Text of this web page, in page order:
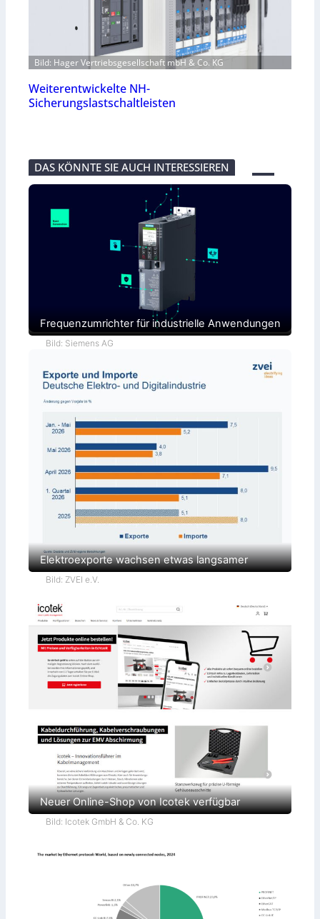
Bild: Hager Vertriebsgesellschaft mbH & Co. KG
Weiterentwickelte NH-
Sicherungslastschaltleisten
DAS KÖNNTE SIE AUCH INTERESSIEREN
Frequenzumrichter für industrielle Anwendungen
Bild: Siemens AG
Elektroexporte wachsen etwas langsamer
Bild: ZVEI e.V.
Neuer Online-Shop von Icotek verfügbar
Bild: Icotek GmbH & Co. KG